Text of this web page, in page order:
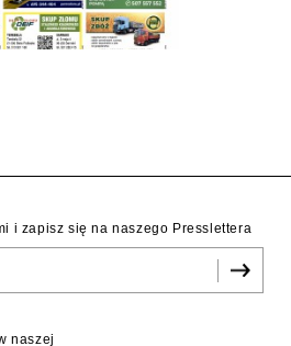
i zapisz się na naszego Presslettera
naszej